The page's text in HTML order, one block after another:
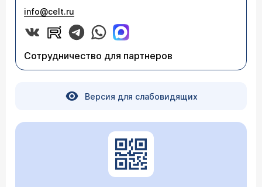
info@celt.ru
Сотрудничество для партнеров
Версия для слабовидящих